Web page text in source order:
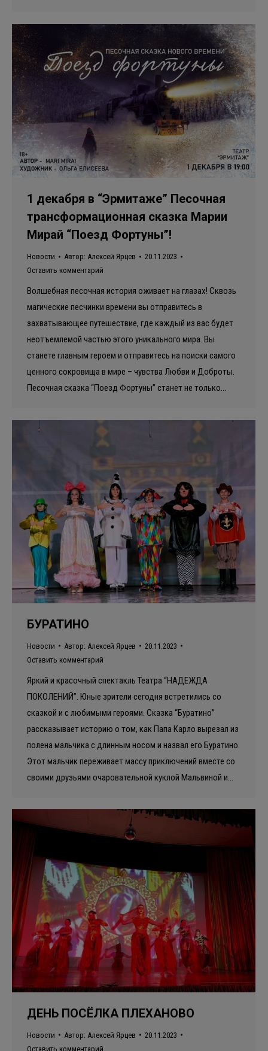
1 декабря в “Эрмитаже” Песочная
трансформационная сказка Марии
Мирай “Поезд Фортуны”!
Новости Автор: Алексей Ярцев
20.11.2023
Оставить комментарий
Волшебная песочная история оживает на глазах! Сквозь
магические песчинки времени вы отправитесь в
захватывающее путешествие, где каждый из вас будет
неотъемлемой частью этого уникального мира. Вы
станете главным героем и отправитесь на поиски самого
ценного сокровища в мире – чувства Любви и Доброты.
Песочная сказка “Поезд Фортуны” станет не только…
БУРАТИНО
Новости Автор: Алексей Ярцев
20.11.2023
Оставить комментарий
Яркий и красочный спектакль Театра “НАДЕЖДА
ПОКОЛЕНИЙ”. Юные зрители сегодня встретились со
сказкой и с любимыми героями. Сказка “Буратино”
рассказывает историю о том, как Папа Карло вырезал из
полена мальчика с длинным носом и назвал его Буратино.
Этот мальчик переживает массу приключений вместе со
своими друзьями очаровательной куклой Мальвиной и…
ДЕНЬ ПОСЁЛКА ПЛЕХАНОВО
Новости Автор: Алексей Ярцев
20.11.2023
Оставить комментарий